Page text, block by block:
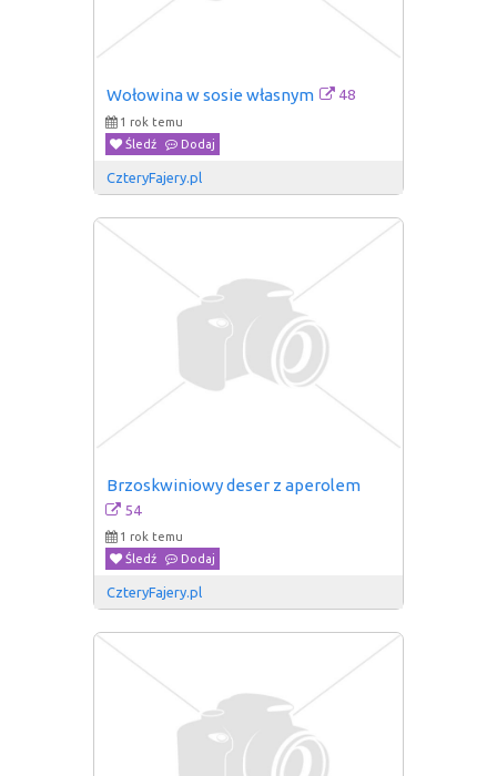
Wołowina w sosie własnym 48
1 rok temu
Śledź
Dodaj
CzteryFajery.pl
Brzoskwiniowy deser z aperolem
54
1 rok temu
Śledź
Dodaj
CzteryFajery.pl